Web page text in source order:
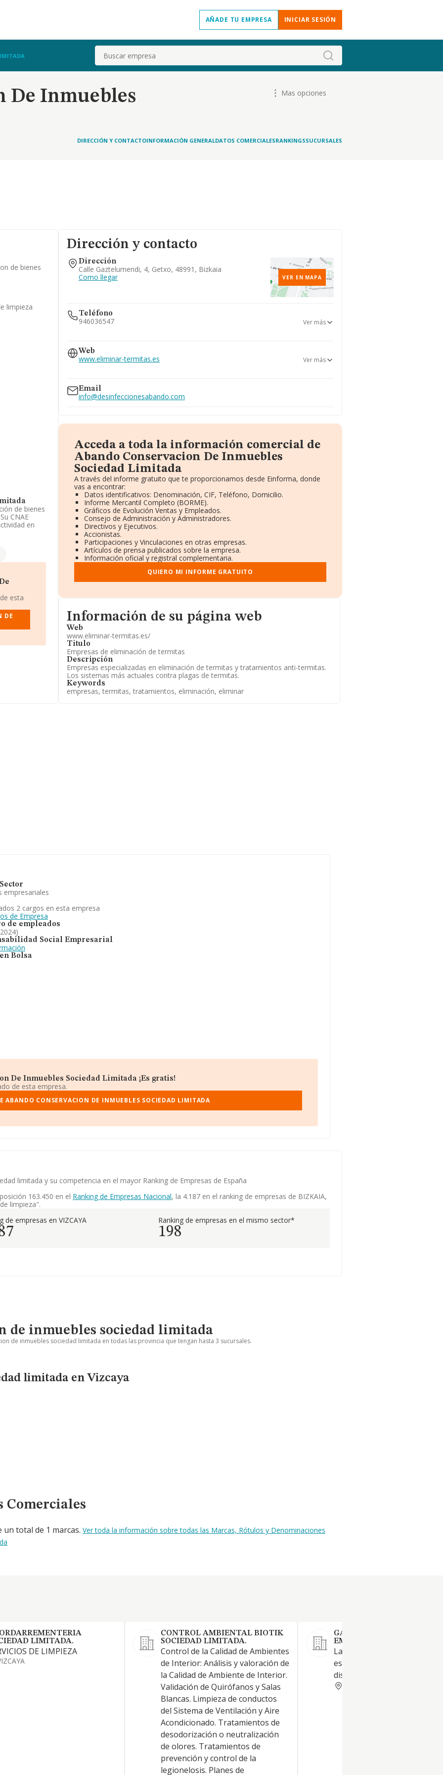
AÑADE TU EMPRESA INICIAR SESIÓN
Buscar
De Inmuebles
Mas opciones
DIRECCIÓN Y CONTACTOINFORMACIÓN GENERALDATOS COMERCIALESRANKINGSSUCURSALES
de bienes
limpieza
de bienes
CNAE
en
sector.
rankings:
pasando
el ranking
Calpe Pool
nacional, ha
se
esta
DE
Dirección y contacto
Dirección
Calle Gaztelumendi, 4, Getxo, 48991, Bizkaia
Como llegar
VER EN MAPA
Teléfono
946036547
Ver teléfono 607...
946127101
Ver más
Web
www.eliminar-termitas.es Ver más
Email
info@desinfeccionesabando.com
Acceda a toda la información comercial de
Abando Conservacion De Inmuebles
Sociedad Limitada
A través del informe gratuito que te proporcionamos desde Einforma, donde
vas a encontrar:
Datos identificativos: Denominación, CIF, Teléfono, Domicilio.
Informe Mercantil Completo (BORME).
Gráficos de Evolución Ventas y Empleados.
Consejo de Administración y Administradores.
Directivos y Ejecutivos.
Accionistas.
Participaciones y Vinculaciones en otras empresas.
Artículos de prensa publicados sobre la empresa.
Información oficial y registral complementaria.
QUIERO MI INFORME GRATUITO
Informacion de su página web
Información de su página web
Web
www.eliminar-termitas.es/
Titulo
Empresas de eliminación de termitas
Descripción
Empresas especializadas en eliminación de termitas y tratamientos anti-termitas.
Los sistemas más actuales contra plagas de termitas.
Keywords
empresas, termitas, tratamientos, eliminación, eliminar
empresariales
2 cargos en esta empresa
de Empresa
de empleados
Social Empresarial
Bolsa
De Inmuebles Sociedad Limitada ¡Es gratis!
de esta empresa.
ABANDO CONSERVACION DE INMUEBLES SOCIEDAD LIMITADA
limitada y su competencia en el mayor Ranking de Empresas de España
163.450 en el Ranking de Empresas Nacional, la 4.187 en el ranking de empresas de BIZKAIA,
limpieza".
de empresas en VIZCAYA Ranking de empresas en el mismo sector*
198
de inmuebles sociedad limitada
de inmuebles sociedad limitada en todas las provincia que tengan hasta 3 sucursales.
limitada en Vizcaya
Comerciales
un total de 1 marcas. Ver toda la información sobre todas las Marcas, Rótulos y Denominaciones
LIMITADA.
DE LIMPIEZA
CONTROL AMBIENTAL BIOTIK
SOCIEDAD LIMITADA.
Control de la Calidad de Ambientes
de Interior: Análisis y valoración de
la Calidad de Ambiente de Interior.
Validación de Quirófanos y Salas
Blancas. Limpieza de conductos
del Sistema de Ventilación y Aire
Acondicionado. Tratamientos de
desodorización o neutralización
de olores. Tratamientos de
prevención y control de la
legionelosis. Planes de
GARNICA CENTRO
EMPLEO SOCIEDAD
La creación de puestos de
estables para personas con
discapacidad